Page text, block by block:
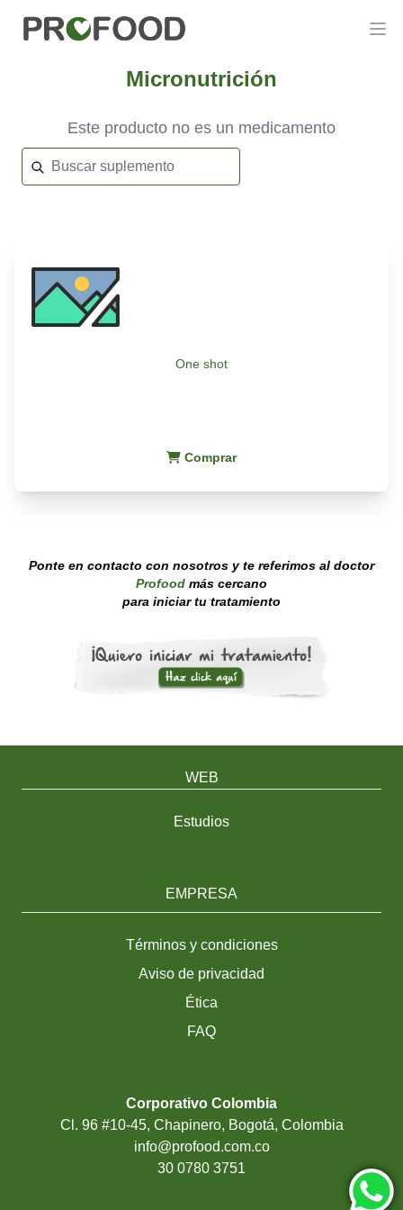
Micronutrición
Este producto no es un medicamento
One shot
Comprar
Ponte en contacto con nosotros y te referimos al doctor
Profood más cercano
para iniciar tu tratamiento
WEB
Estudios
EMPRESA
Términos y condiciones
Aviso de privacidad
Ética
FAQ
Corporativo Colombia
Cl. 96 #10-45, Chapinero, Bogotá, Colombia
info@profood.com.co
30 0780 3751